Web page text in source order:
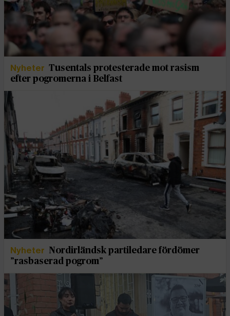
Nyheter Tusentals protesterade mot rasism
efter pogromerna i Belfast
Nyheter Nordirländsk partiledare fördömer
”rasbaserad pogrom”